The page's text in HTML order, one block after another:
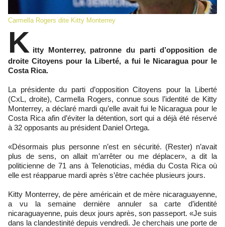
Carmella Rogers dite Kitty Monterrey
K itty Monterrey, patronne du parti d’opposition de
droite Citoyens pour la Liberté, a fui le Nicaragua pour le
Costa Rica.
La présidente du parti d’opposition Citoyens pour la Liberté
(CxL, droite), Carmella Rogers, connue sous l’identité de Kitty
Monterrey, a déclaré mardi qu’elle avait fui le Nicaragua pour le
Costa Rica afin d’éviter la détention, sort qui a déjà été réservé
à 32 opposants au président Daniel Ortega.
«Désormais plus personne n’est en sécurité. (Rester) n’avait
plus de sens, on allait m’arrêter ou me déplacer», a dit la
politicienne de 71 ans à Telenoticias, média du Costa Rica où
elle est réapparue mardi après s’être cachée plusieurs jours.
Kitty Monterrey, de père américain et de mère nicaraguayenne,
a vu la semaine dernière annuler sa carte d’identité
nicaraguayenne, puis deux jours après, son passeport. «Je suis
dans la clandestinité depuis vendredi. Je cherchais une porte de